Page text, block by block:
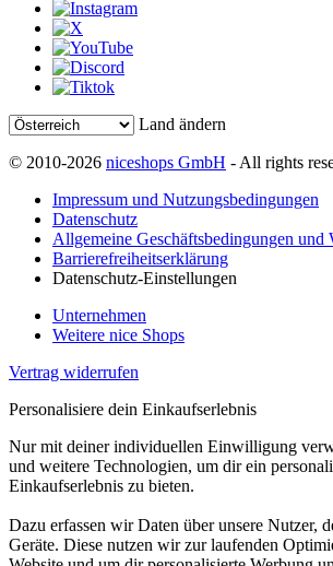
Land ändern
© 2010-2026 niceshops GmbH - All rights
Impressum und Nutzungsbedingungen
Datenschutz
Allgemeine Geschäftsbedingungen und
Barrierefreiheitserklärung
Datenschutz-Einstellungen
Unternehmen
Weitere nice Shops
Vertrag widerrufen
Personalisiere dein Einkaufserlebnis
Nur mit deiner individuellen Einwilligung
und weitere Technologien, um dir ein
Einkaufserlebnis zu bieten.
Dazu erfassen wir Daten über unsere Nutzer,
Geräte. Diese nutzen wir zur laufenden